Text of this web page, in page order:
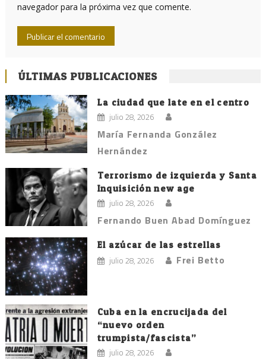
navegador para la próxima vez que comente.
ÚLTIMAS PUBLICACIONES
La ciudad que late en el centro
julio 28, 2026
María Fernanda González
Hernández
Terrorismo de izquierda y Santa
Inquisición new age
julio 28, 2026
Fernando Buen Abad Domínguez
El azúcar de las estrellas
julio 28, 2026 Frei Betto
Cuba en la encrucijada del
“nuevo orden
trumpista/fascista”
julio 28, 2026